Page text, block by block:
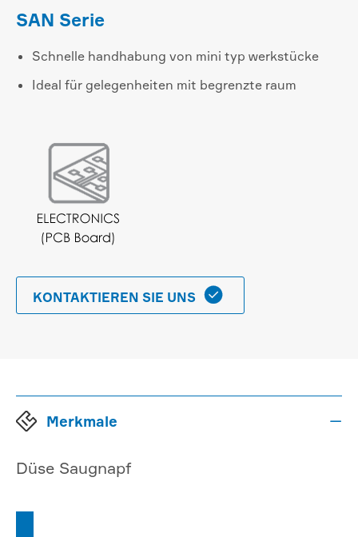
SAN Serie
Schnelle handhabung von mini typ werkstücke
Ideal für gelegenheiten mit begrenzte raum
KONTAKTIEREN SIE UNS 
Merkmale 
Düse Saugnapf